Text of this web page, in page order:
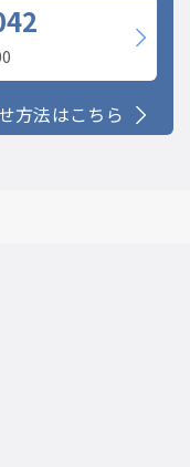
方法はこちら